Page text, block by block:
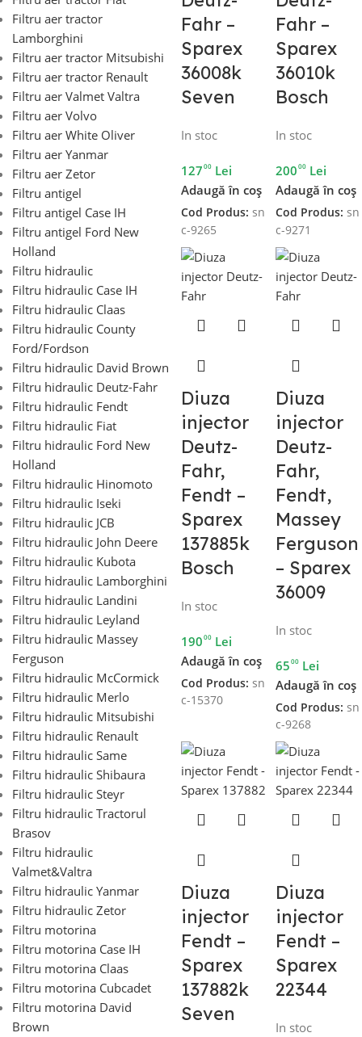
Filtru aer tractor
Lamborghini
Filtru aer tractor Mitsubishi
Filtru aer tractor Renault
Filtru aer Valmet Valtra
Filtru aer Volvo
Filtru aer White Oliver
Filtru aer Yanmar
Filtru aer Zetor
Filtru antigel
Filtru antigel Case IH
Filtru antigel Ford New
Holland
Filtru hidraulic
Filtru hidraulic Case IH
Filtru hidraulic Claas
Filtru hidraulic County
Ford/Fordson
Filtru hidraulic David Brown
Filtru hidraulic Deutz-Fahr
Filtru hidraulic Fendt
Filtru hidraulic Fiat
Filtru hidraulic Ford New
Holland
Filtru hidraulic Hinomoto
Filtru hidraulic Iseki
Filtru hidraulic JCB
Filtru hidraulic John Deere
Filtru hidraulic Kubota
Filtru hidraulic Lamborghini
Filtru hidraulic Landini
Filtru hidraulic Leyland
Filtru hidraulic Massey
Ferguson
Filtru hidraulic McCormick
Filtru hidraulic Merlo
Filtru hidraulic Mitsubishi
Filtru hidraulic Renault
Filtru hidraulic Same
Filtru hidraulic Shibaura
Filtru hidraulic Steyr
Filtru hidraulic Tractorul
Brasov
Filtru hidraulic
Valmet&Valtra
Filtru hidraulic Yanmar
Filtru hidraulic Zetor
Filtru motorina
Filtru motorina Case IH
Filtru motorina Claas
Filtru motorina Cubcadet
Filtru motorina David
Brown
Fahr –
Sparex
36008k
Seven
In stoc
12700 Lei
Adaugă în coș
Cod Produs: sn
c-9265
Fahr –
Sparex
36010k
Bosch
In stoc
20000 Lei
Adaugă în coș
Cod Produs: sn
c-9271
Diuza
injector
Deutz-
Fahr,
Fendt –
Sparex
137885k
Bosch
In stoc
19000 Lei
Adaugă în coș
Cod Produs: sn
c-15370
Diuza
injector
Deutz-
Fahr,
Fendt,
Massey
Ferguson
– Sparex
36009
In stoc
6500 Lei
Adaugă în coș
Cod Produs: sn
c-9268
Diuza
injector
Fendt –
Sparex
137882k
Seven
Diuza
injector
Fendt –
Sparex
22344
In stoc